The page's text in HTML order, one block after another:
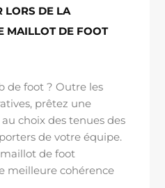
LORS DE LA
MAILLOT DE FOOT
de foot ? Outre les
prêtez une
choix des tenues des
de votre équipe.
de foot
meilleure cohérence